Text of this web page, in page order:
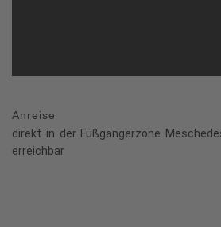
Anreise
direkt in der Fußgängerzone
erreichbar